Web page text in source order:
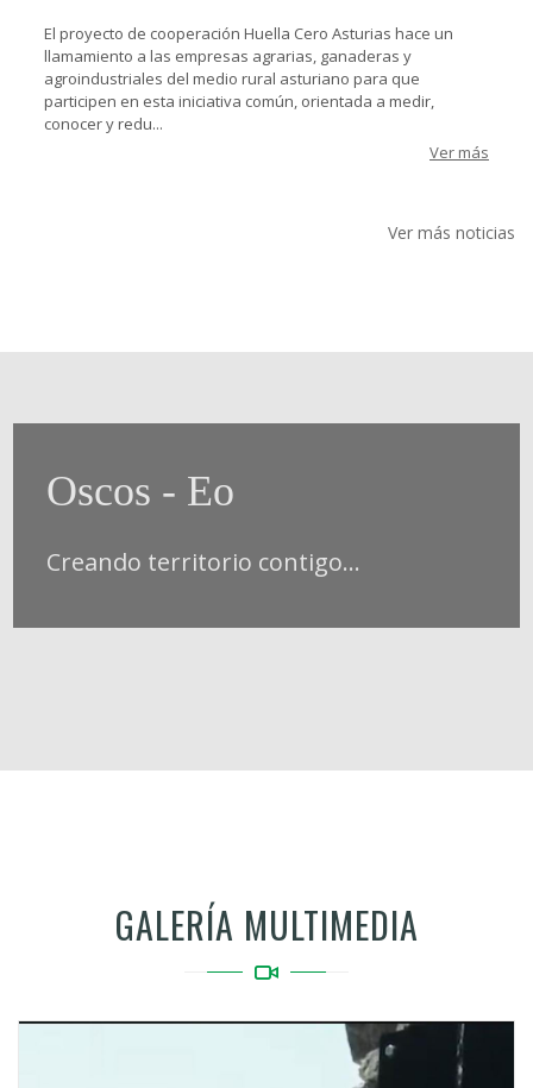
El proyecto de cooperación Huella Cero Asturias hace un
llamamiento a las empresas agrarias, ganaderas y
agroindustriales del medio rural asturiano para que
participen en esta iniciativa común, orientada a medir,
conocer y redu...
Ver más
Ver más noticias
Oscos - Eo
Creando territorio contigo...
GALERÍA MULTIMEDIA